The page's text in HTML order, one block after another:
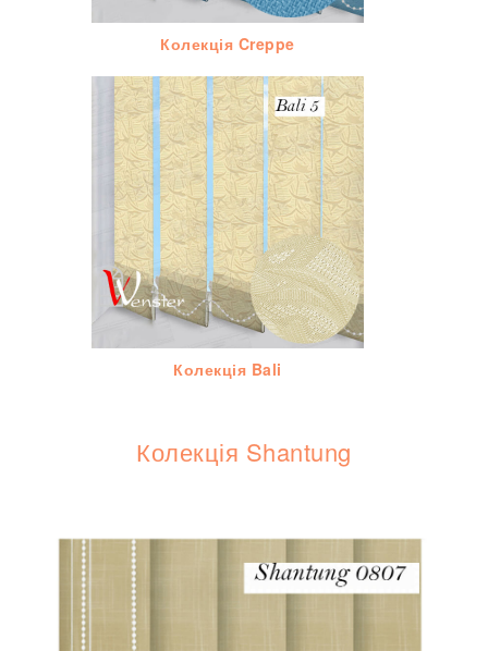
Колекція Creppe
Колекція Bali
Колекція Shantung